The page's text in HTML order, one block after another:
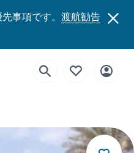
事項です。 渡航勧告